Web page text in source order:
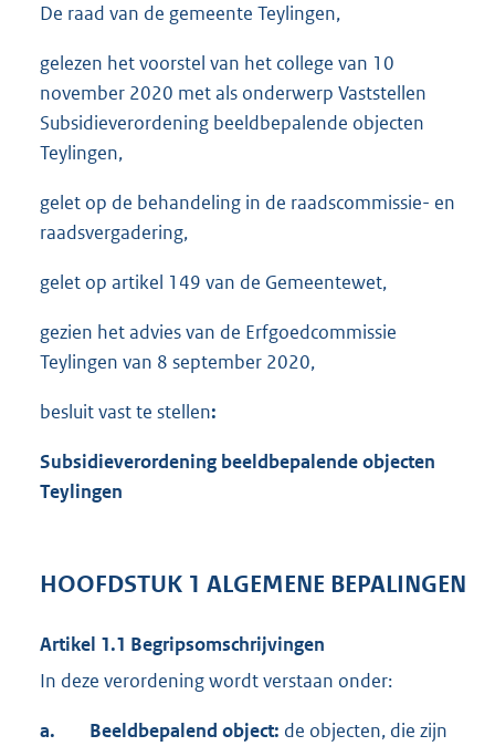
De raad van de gemeente Teylingen,
gelezen het voorstel van het college van 10
november 2020 met als onderwerp Vaststellen
Subsidieverordening beeldbepalende objecten
Teylingen,
gelet op de behandeling in de raadscommissie- en
raadsvergadering,
gelet op artikel 149 van de Gemeentewet,
gezien het advies van de Erfgoedcommissie
Teylingen van 8 september 2020,
besluit vast te stellen:
Subsidieverordening beeldbepalende objecten
Teylingen
HOOFDSTUK 1 ALGEMENE BEPALINGEN
Artikel 1.1 Begripsomschrijvingen
In deze verordening wordt verstaan onder:
a. Beeldbepalend object: de objecten, die zijn